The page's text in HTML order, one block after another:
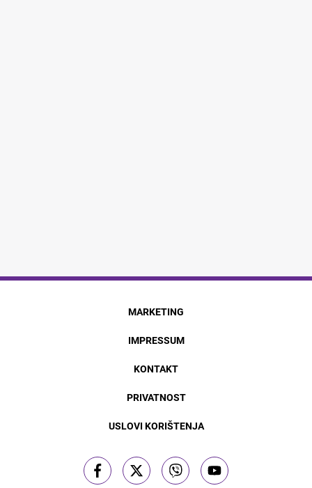
MARKETING
IMPRESSUM
KONTAKT
PRIVATNOST
USLOVI KORIŠTENJA